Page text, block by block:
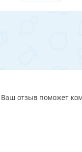
отзыв поможет